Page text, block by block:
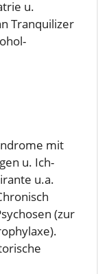
u.
Tranquilizer
mit
u. Ich-
u.a.
(zur